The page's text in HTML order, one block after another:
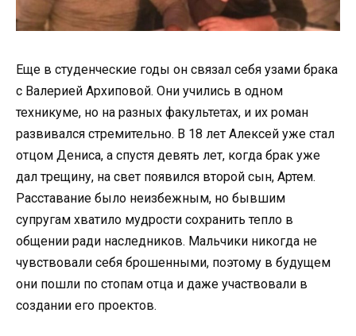
Еще в студенческие годы он связал себя узами брака
с Валерией Архиповой. Они учились в одном
техникуме, но на разных факультетах, и их роман
развивался стремительно. В 18 лет Алексей уже стал
отцом Дениса, а спустя девять лет, когда брак уже
дал трещину, на свет появился второй сын, Артем.
Расставание было неизбежным, но бывшим
супругам хватило мудрости сохранить тепло в
общении ради наследников. Мальчики никогда не
чувствовали себя брошенными, поэтому в будущем
они пошли по стопам отца и даже участвовали в
создании его проектов.